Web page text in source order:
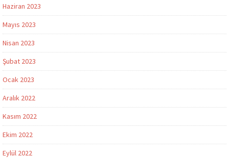
Haziran 2023
Mayıs 2023
Nisan 2023
Şubat 2023
Ocak 2023
Aralık 2022
Kasım 2022
Ekim 2022
Eylül 2022